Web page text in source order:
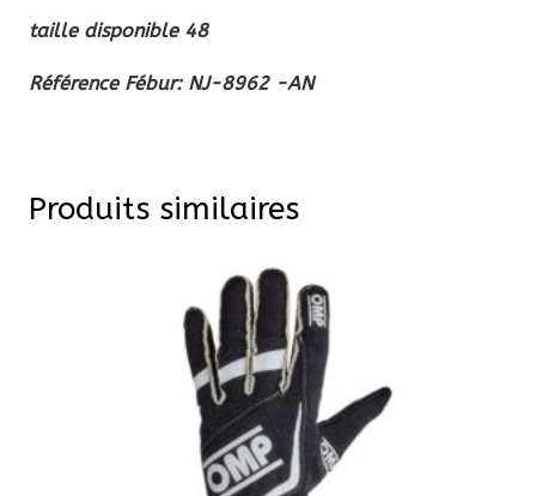
taille disponible 48
Référence Fébur: NJ-8962 -AN
Produits similaires